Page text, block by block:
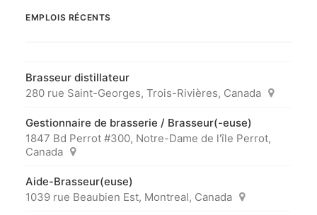
EMPLOIS RÉCENTS
Brasseur distillateur
280 rue Saint-Georges, Trois-Rivières, Canada
Gestionnaire de brasserie / Brasseur(-euse)
1847 Bd Perrot #300, Notre-Dame de l'île Perrot,
Canada
Aide-Brasseur(euse)
1039 rue Beaubien Est, Montreal, Canada